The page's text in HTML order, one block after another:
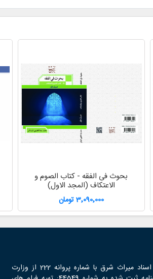
بحوث فی الفقه - کتاب الصوم و
الاعتکاف (المجد الاول)
3٬090٬000 تومان
موضوع فعالیت های مؤسسه بین المللی اسناد میراث شرق با شماره پروانه 222 از وزارت